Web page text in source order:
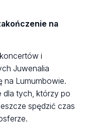
na
i
Juwenalia
na Lumumbowie.
dla tych, którzy po
spędzić czas